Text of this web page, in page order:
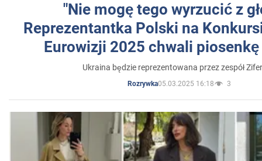
"Nie mogę tego wyrzucić z
Reprezentantka Polski na
Eurowizji 2025 chwali
Ukraina będzie reprezentowana przez zespół
Rozrywka05.03.2025 16:18 3